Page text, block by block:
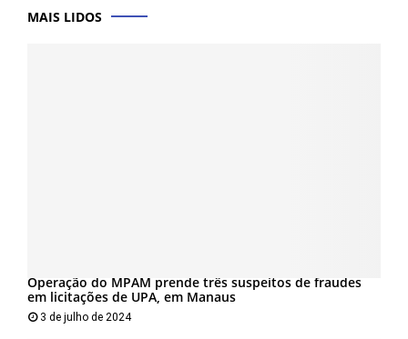
MAIS LIDOS
Operação do MPAM prende três suspeitos de fraudes
em licitações de UPA, em Manaus
3 de julho de 2024